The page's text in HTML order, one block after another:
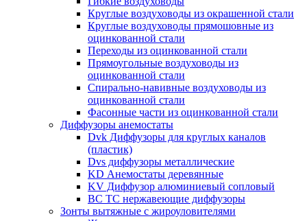
Круглые воздуховоды из окрашенной стали
Круглые воздуховоды прямошовные из
оцинкованной стали
Переходы из оцинкованной стали
Прямоугольные воздуховоды из
оцинкованной стали
Спирально-навивные воздуховоды из
оцинкованной стали
Фасонные части из оцинкованной стали
Диффузоры анемостаты
Dvk Диффузоры для круглых каналов
(пластик)
Dvs диффузоры металлические
KD Анемостаты деревянные
KV Диффузор алюминиевый сопловый
ВС ТС нержавеющие диффузоры
Зонты вытяжные с жироуловителями